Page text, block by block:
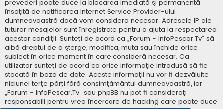
prevederi poate duce la blocarea imediată şi permanentă
însoţită de notificarea Internet Service Provider-ului
dumneavoastră dacă vom considera necesar. Adresele IP ale
tuturor mesajelor sunt înregistrate pentru a ajuta la respectarea
acestor condiţii. Sunteţi de acord ca „Forum - InfoPescar.Tv” să
aibă dreptul de a şterge, modifica, muta sau închide orice
subiect în orice moment în care consideră necesar. Ca
utilizator sunteţi de acord ca orice informaţie introdusă să fie
stocată în baza de date. Aceste informaţii nu vor fi dezvăluite
niciunei terţe părţi fără consimţământul dumneavoastră, iar
„Forum - InfoPescar.Tv” sau phpBB nu pot fi consideraţi
responsabili pentru vreo încercare de hacking care poate duce